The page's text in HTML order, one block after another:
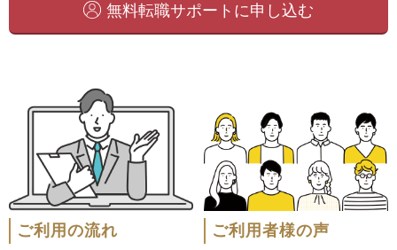
無料転職サポートに申し込む
ご利用の流れ ご利用者様の声